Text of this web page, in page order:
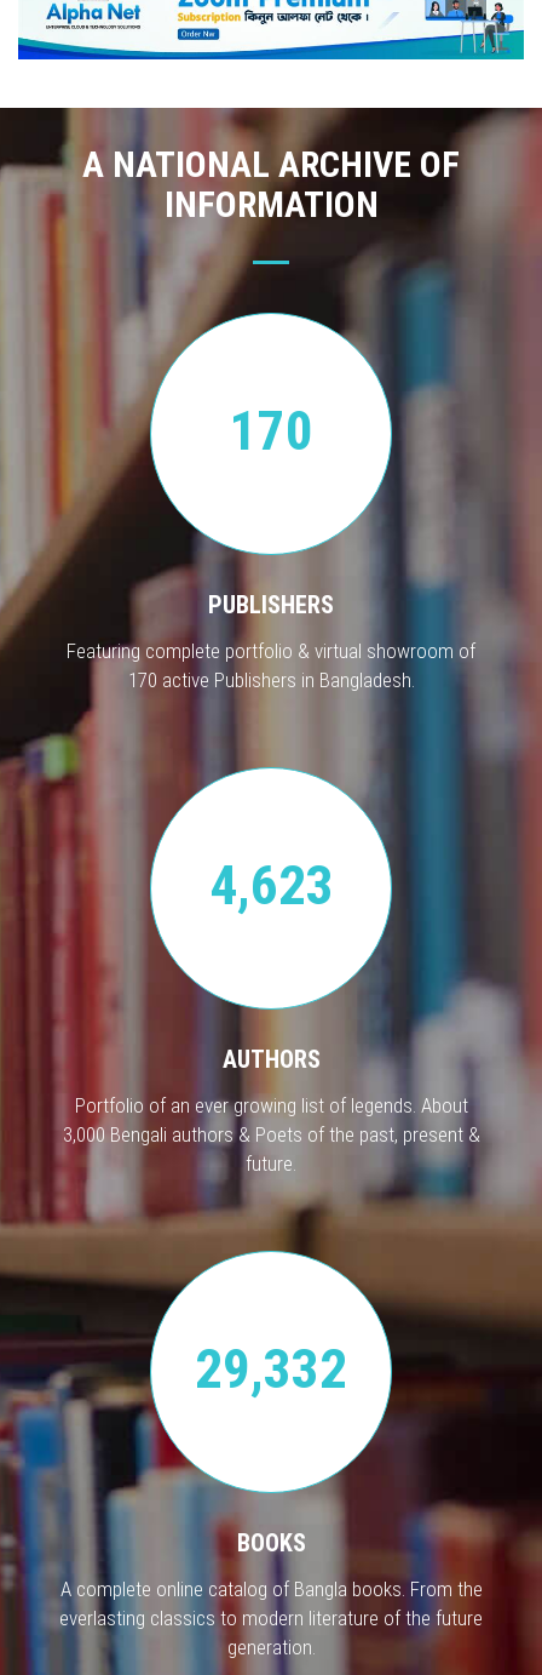
A NATIONAL ARCHIVE OF
INFORMATION
170
PUBLISHERS
Featuring complete portfolio & virtual showroom of
170 active Publishers in Bangladesh.
4,623
AUTHORS
Portfolio of an ever growing list of legends. About
3,000 Bengali authors & Poets of the past, present &
future.
29,332
BOOKS
A complete online catalog of Bangla books. From the
everlasting classics to modern literature of the future
generation.